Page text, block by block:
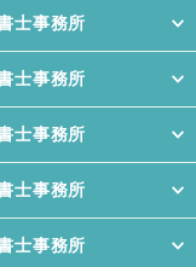
士事務所
士事務所
士事務所
士事務所
士事務所